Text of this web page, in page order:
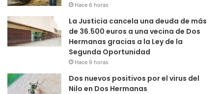
Hace 6 horas
La Justicia cancela una deuda de más
de 36.500 euros a una vecina de Dos
Hermanas gracias a la Ley de la
Segunda Oportunidad
Hace 9 horas
Dos nuevos positivos por el virus del
Nilo en Dos Hermanas